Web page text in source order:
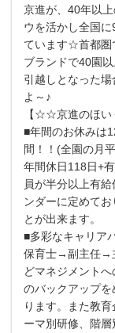
京進が、40年以
ウを活かし全国
ています☆首都圏
ブランドで40園
引越しとなった
よ～♪
【☆☆京進のほい
■年間のお休みは
間！！(全園の月
年間休日118日+
員が半分以上有
ンダーに定めて
とが出来ます。
■多彩なキャリア
保育士→副主任→
どマネジメント
のバックアップ
ります。また教
ーマ別研修、階層